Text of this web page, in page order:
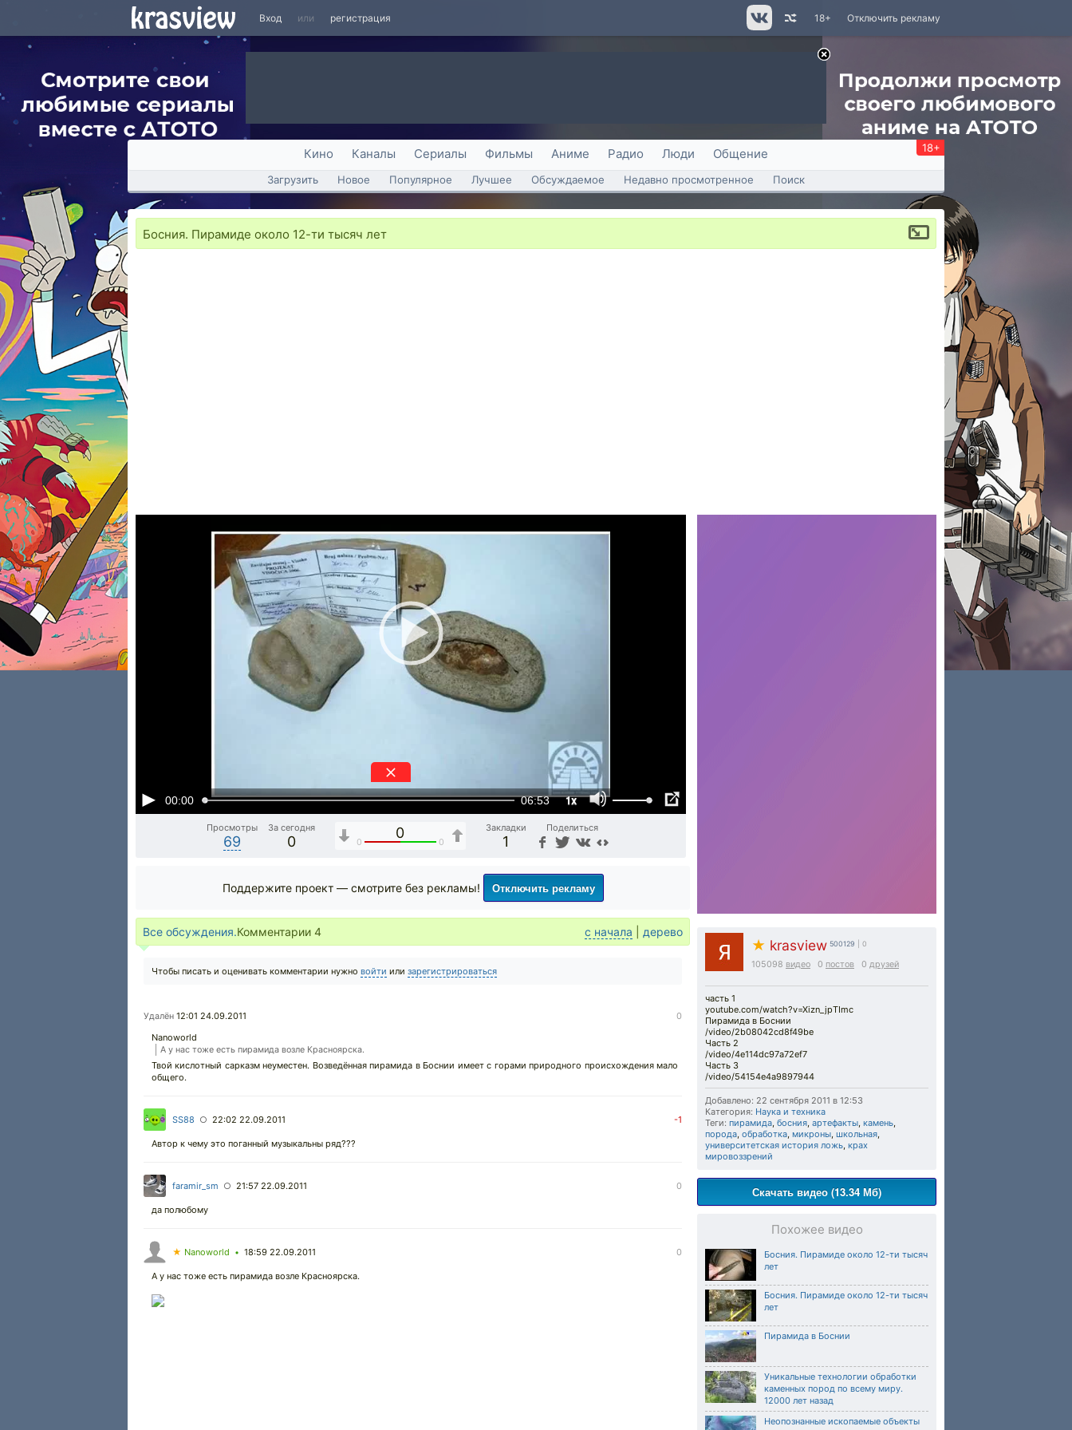
Вход или регистрация Отключить рекламу
18+
Кино Каналы Сериалы Фильмы Аниме Радио Люди Общение 18+
Загрузить Новое Популярное Лучшее Обсуждаемое Недавно просмотренное Поиск
Босния. Пирамиде около 12-ти тысяч лет
00:00 06:53 1x
Просмотры
69
За сегодня
0
0
0 0
Закладки
1
Поделиться
★ krasview 500129 | 0
105098 видео 0 постов 0 друзей
часть 1
youtube.com/watch?v=Xizn_jpTImc
Пирамида в Боснии
/video/2b08042cd8f49be
Часть 2
/video/4e114dc97a72ef7
Часть 3
/video/54154e4a9897944
Добавлено: 22 сентября 2011 в 12:53
Категория: Наука и техника
Теги: пирамида, босния, артефакты, камень,
порода, обработка, микроны, школьная,
университетская история ложь, крах
мировоззрений
Скачать видео (13.34 Мб)
Похожее видео
Босния. Пирамиде около 12-ти тысяч
лет
Босния. Пирамиде около 12-ти тысяч
лет
Пирамида в Боснии
Уникальные технологии обработки
каменных пород по всему миру.
12000 лет назад
Неопознанные ископаемые объекты
Поддержите проект — смотрите без рекламы! Отключить рекламу
Все обсуждения.Комментарии 4 с начала дерево
Чтобы писать и оценивать комментарии нужно войти или зарегистрироваться
Удалён 12:01 24.09.2011
0
Nanoworld
А у нас тоже есть пирамида возле Красноярска.
Твой кислотный сарказм неуместен. Возведённая пирамида в Боснии имеет с горами природного происхождения мало
общего.
SS88 ○ 22:02 22.09.2011 -1
Автор к чему это поганный музыкальны ряд???
faramir_sm ○ 21:57 22.09.2011 0
да полюбому
★ Nanoworld • 18:59 22.09.2011 0
А у нас тоже есть пирамида возле Красноярска.